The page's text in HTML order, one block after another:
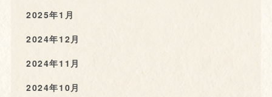
2025年1月
2024年12月
2024年11月
2024年10月